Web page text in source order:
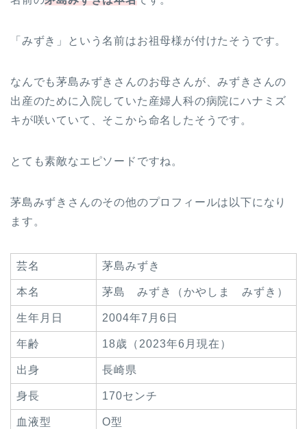
「みずき」という名前はお祖母様が付けたそうです。
なんでも茅島みずきさんのお母さんが、みずきさんの
出産のために入院していた産婦人科の病院にハナミズ
キが咲いていて、そこから命名したそうです。
とても素敵なエピソードですね。
茅島みずきさんのその他のプロフィールは以下になり
ます。
芸名 茅島みずき
本名 茅島 みずき（かやしま みずき）
生年月日 2004年7月6日
年齢 18歳（2023年6月現在）
出身 長崎県
身長 170センチ
血液型 O型